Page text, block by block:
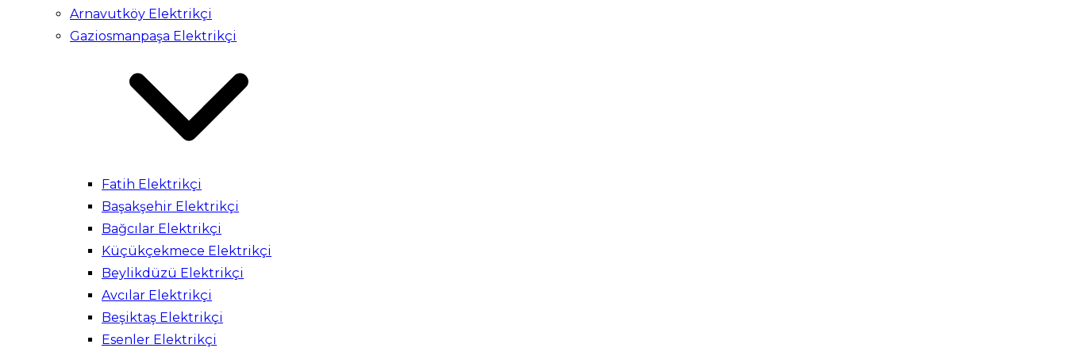
Arnavutköy Elektrikçi
Gaziosmanpaşa Elektrikçi
Fatih Elektrikçi
Başakşehir Elektrikçi
Bağcılar Elektrikçi
Küçükçekmece Elektrikçi
Beylikdüzü Elektrikçi
Avcılar Elektrikçi
Beşiktaş Elektrikçi
Esenler Elektrikçi